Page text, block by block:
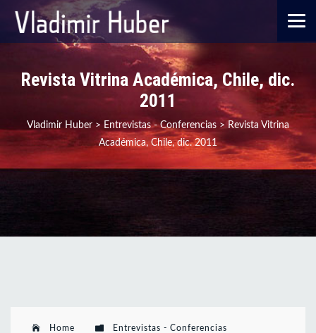
Revista Vitrina Académica, Chile, dic.
2011
Vladimir Huber > Entrevistas - Conferencias > Revista Vitrina
Académica, Chile, dic. 2011
Home Entrevistas - Conferencias